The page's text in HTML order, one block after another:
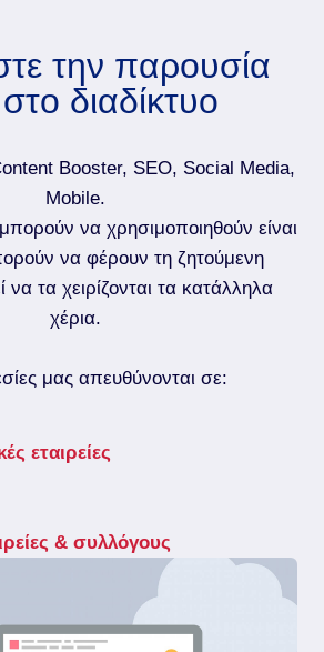
την παρουσία
διαδίκτυο
Booster, SEO, Social Media,
Mobile.
να χρησιμοποιηθούν είναι
να φέρουν τη ζητούμενη
να τα χειρίζονται τα κατάλληλα
χέρια.
μας απευθύνονται σε:
εταιρείες
& συλλόγους